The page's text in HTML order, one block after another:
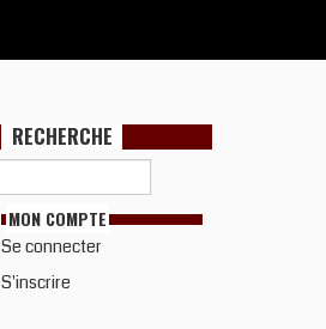
RECHERCHE
MON COMPTE
Se connecter
S'inscrire